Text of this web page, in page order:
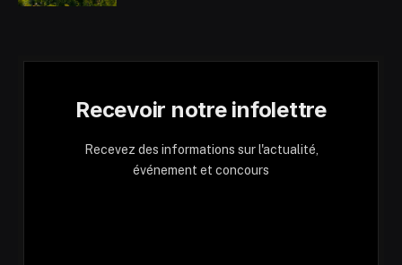
Recevoir notre infolettre
Recevez des informations sur l'actualité,
événement et concours